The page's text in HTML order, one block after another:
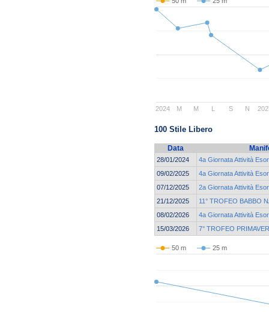
2024 M M L S N
100 Stile Libero
Data
28/01/2024
4a Giornata Attività
09/02/2025
4a Giornata Attività
07/12/2025
2a Giornata Attività
21/12/2025
11° TROFEO BABBO
08/02/2026
4a Giornata Attività
15/03/2026
7° TROFEO
50 m 25 m